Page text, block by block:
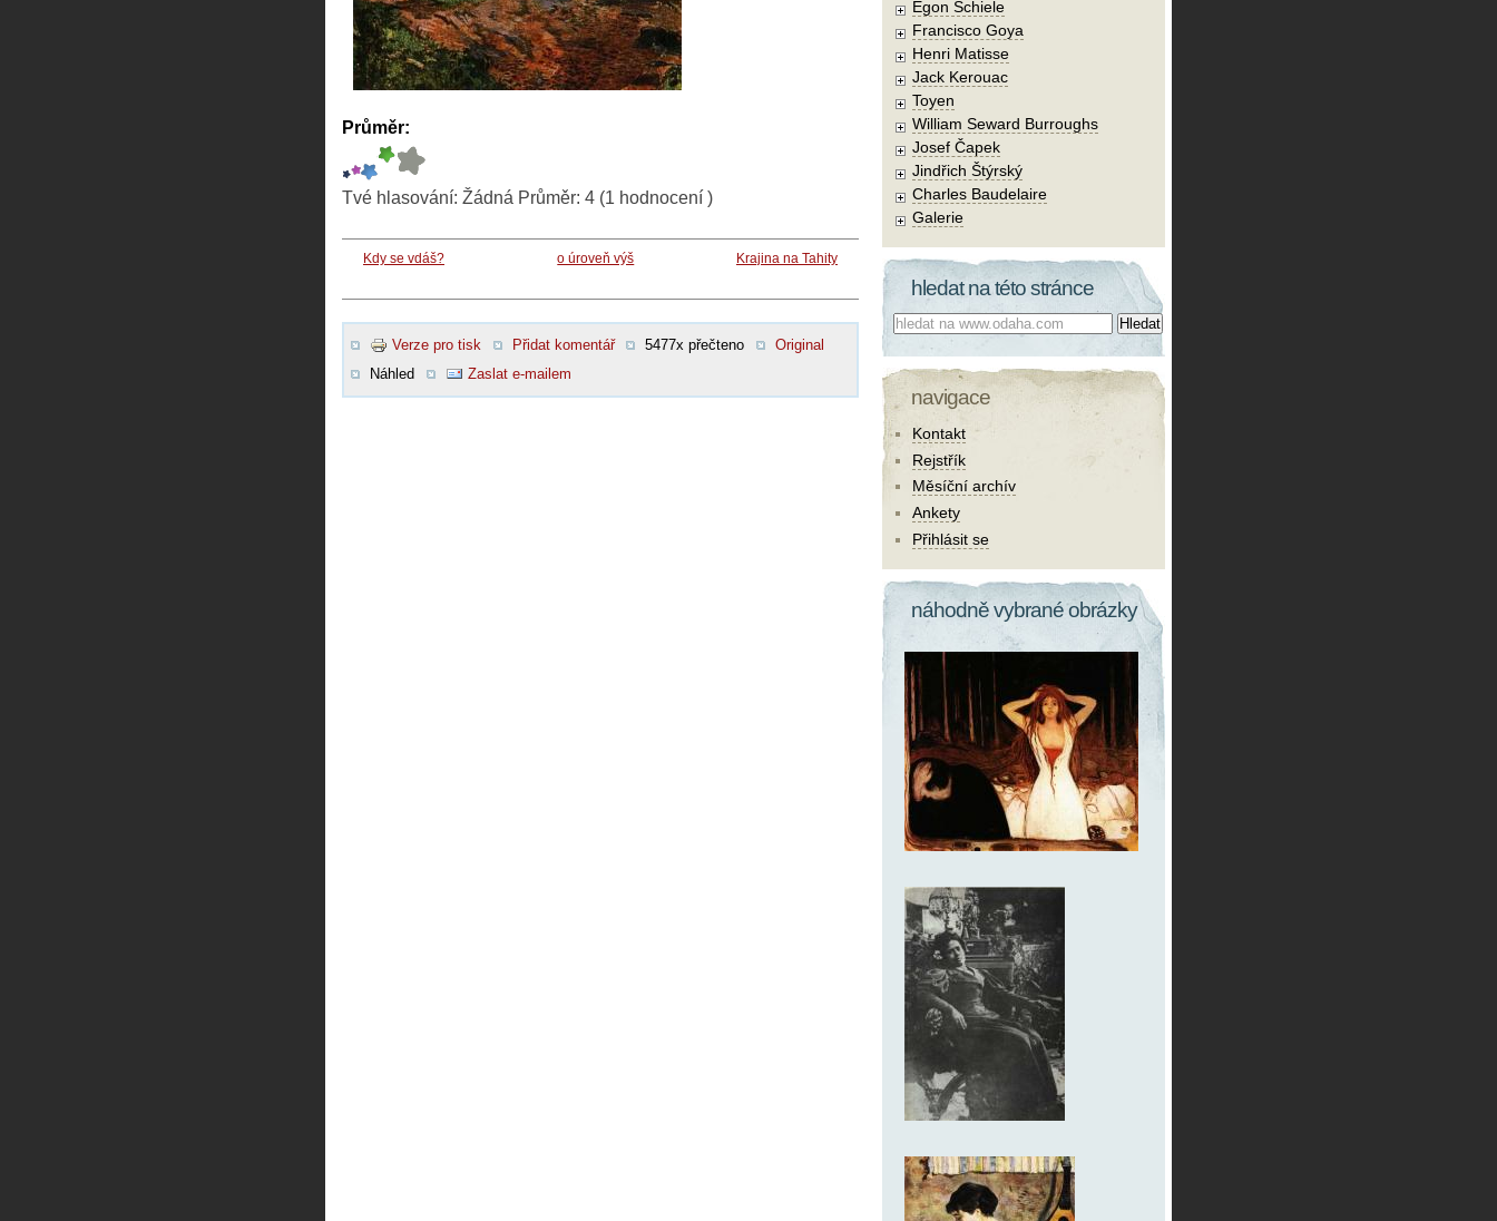
Průměr:
Tvé hlasování: Žádná Průměr: 4 (1 hodnocení )
Kdy se vdáš? o úroveň výš Krajina na Tahity
Verze pro tisk Přidat komentář 5477x přečteno
Original
Náhled
Zaslat e-mailem
Egon Schiele
Francisco Goya
Henri Matisse
Jack Kerouac
Toyen
William Seward Burroughs
Josef Čapek
Jindřich Štýrský
Charles Baudelaire
Galerie
hledat na této stránce
Co hledat:
navigace
Kontakt
Rejstřík
Měsíční archív
Ankety
Přihlásit se
náhodně vybrané obrázky